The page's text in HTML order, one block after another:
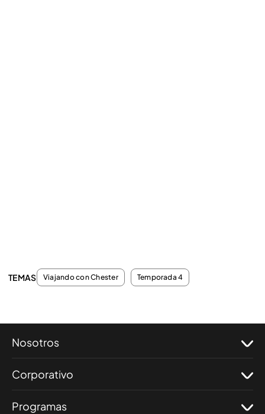
TEMAS Viajando con Chester Temporada 4
Nosotros
Corporativo
Programas